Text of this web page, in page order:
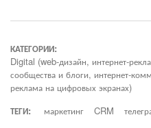
КАТЕГОРИИ:
Digital (web-дизайн, интернет-
сообщества и блоги, интернет-
реклама на цифровых экранах)
ТЕГИ:
маркетинг CRM